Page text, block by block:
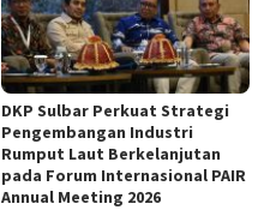
DKP Sulbar Perkuat Strategi
Pengembangan Industri
Rumput Laut Berkelanjutan
pada Forum Internasional PAIR
Annual Meeting 2026